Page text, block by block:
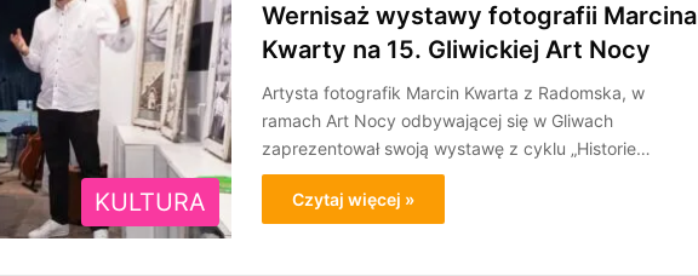
KULTURA
Wernisaż wystawy fotografii Marcina
Kwarty na 15. Gliwickiej Art Nocy
Artysta fotografik Marcin Kwarta z Radomska, w
ramach Art Nocy odbywającej się w Gliwach
zaprezentował swoją wystawę z cyklu „Historie…
Czytaj więcej »